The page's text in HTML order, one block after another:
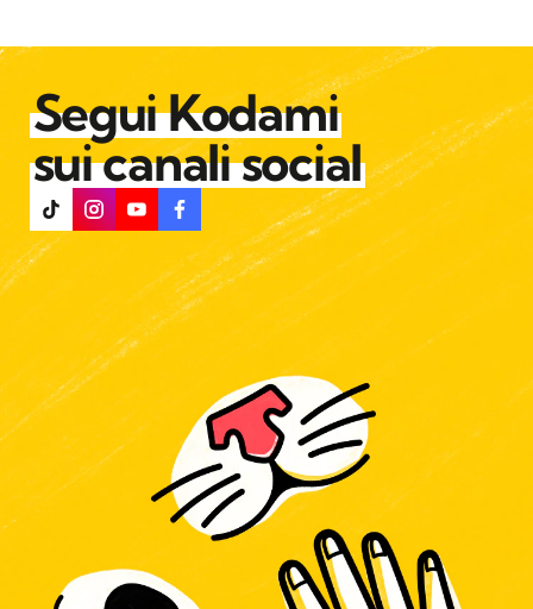
Segui Kodami
sui canali social